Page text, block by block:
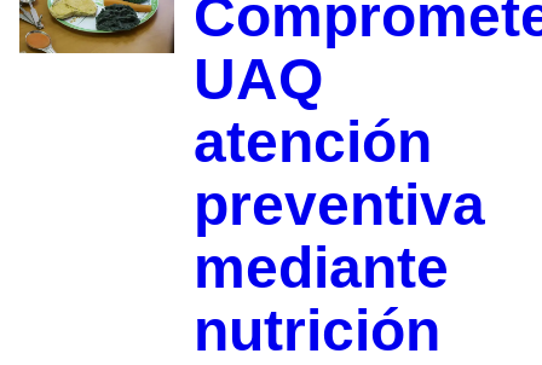
UAQ
atención
preventiva
mediante
nutrición